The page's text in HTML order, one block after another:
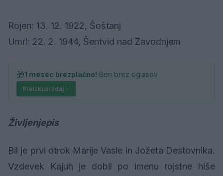
Rojen: 13. 12. 1922, Šoštanj
Umrl: 22. 2. 1944, Šentvid nad Zavodnjem
🎁1 mesec brezplačno! Beri brez oglasov
Preizkusi zdaj
Življenjepis
Bil je prvi otrok Marije Vasle in Jožeta Destovnika.
Vzdevek Kajuh je dobil po imenu rojstne hiše